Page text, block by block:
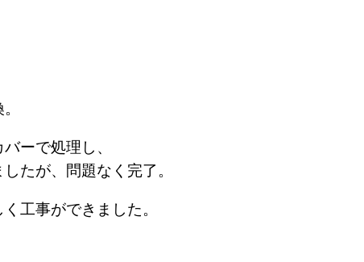
ーで処理し、
たが、問題なく完了。
く工事ができました。